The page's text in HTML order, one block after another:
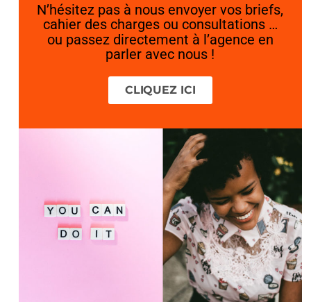
N’hésitez pas à nous envoyer vos briefs,
cahier des charges ou consultations …
ou passez directement à l’agence en
parler avec nous !
CLIQUEZ ICI